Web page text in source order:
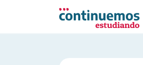
Saltar al contenido principal